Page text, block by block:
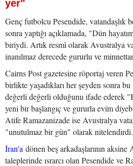
yer"
Genç futbolcu Pesendide, vatandaşlık
sonra yaptığı açıklamada, "Dün
biriydi. Artık resmî olarak Avustralya
inanılmaz derecede gururlu ve
Cairns Post gazetesine röportaj veren
birlikte yaşadıkları her şeyden sonra
değerli değerli olduğunu ifade ederek
yeni bir başlangıç ve gururla evim
Atife Ramazanizade ise Avustralya
"unutulmaz bir gün" olarak nitelendirdi.
İran'a dönen beş arkadaşlarının
taleplerinde ısrarcı olan Pesendide ve